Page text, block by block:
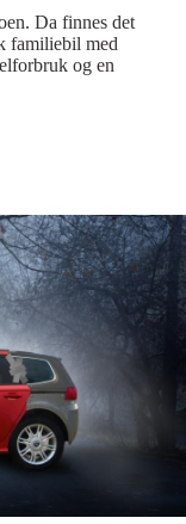
Da finnes det
familiebil med
og en